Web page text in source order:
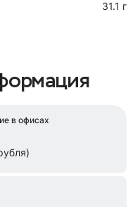
31.1 г
в офисах